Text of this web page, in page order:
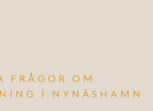
FRÅGOR OM
I NYNÄSHAMN